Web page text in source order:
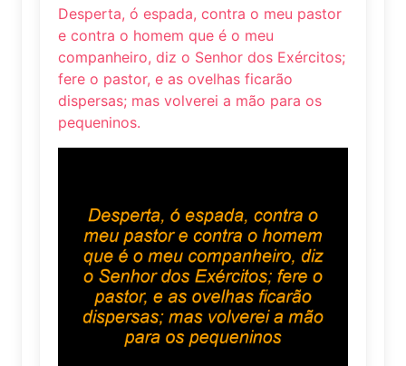
Desperta, ó espada, contra o meu pastor
e contra o homem que é o meu
companheiro, diz o Senhor dos Exércitos;
fere o pastor, e as ovelhas ficarão
dispersas; mas volverei a mão para os
pequeninos.